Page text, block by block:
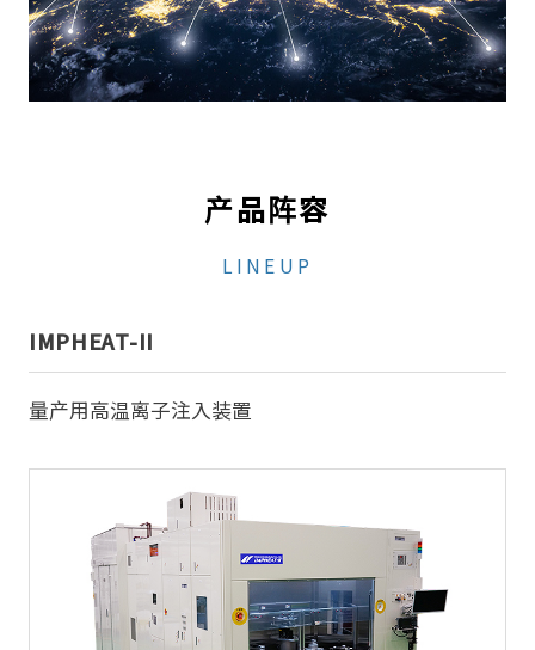
产品阵容
LINEUP
IMPHEAT-II
量产用高温离子注入装置